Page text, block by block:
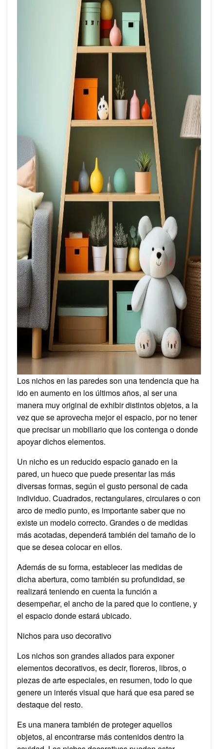
Los nichos en las paredes son una tendencia que ha
ido en aumento en los últimos años, al ser una
manera muy original de exhibir distintos objetos, a la
vez que se aprovecha mejor el espacio, por no tener
que precisar un mobiliario que los contenga o donde
apoyar dichos elementos.
Un nicho es un reducido espacio ganado en la
pared, un hueco que puede presentar las más
diversas formas, según el gusto personal de cada
individuo. Cuadrados, rectangulares, circulares o con
arco de medio punto, es importante saber que no
existe un modelo correcto. Grandes o de medidas
más acotadas, dependerá también del tamaño de lo
que se desea colocar en ellos.
Además de su forma, establecer las medidas de
dicha abertura, como también su profundidad, se
realizará teniendo en cuenta la función a
desempeñar, el ancho de la pared que lo contiene, y
el espacio donde estará ubicado.
Nichos para uso decorativo
Los nichos son grandes aliados para exponer
elementos decorativos, es decir, floreros, libros, o
piezas de arte especiales, en resumen, todo lo que
genere un interés visual que hará que esa pared se
destaque del resto.
Es una manera también de proteger aquellos
objetos, al encontrarse más contenidos dentro la